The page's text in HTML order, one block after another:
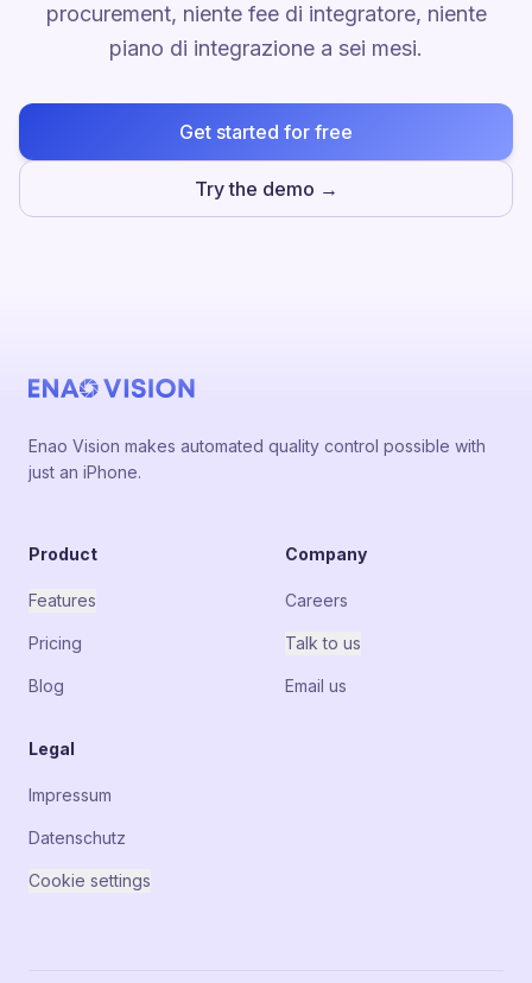
procurement, niente fee di integratore, niente
piano di integrazione a sei mesi.
Get started for free
Try the demo →
Enao Vision makes automated quality control possible with
just an iPhone.
Product
Features
Pricing
Blog
Company
Careers
Talk to us
Email us
Legal
Impressum
Datenschutz
Cookie settings